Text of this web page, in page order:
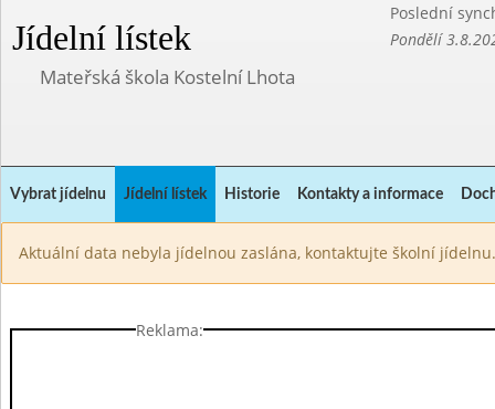
Jídelní lístek
Poslední
Pondělí
Mateřská škola Kostelní Lhota
Vybrat jídelnu Jídelní lístek Historie Kontakty a informace
Aktuální data nebyla jídelnou zaslána, kontaktujte školní jídelnu.
Reklama: